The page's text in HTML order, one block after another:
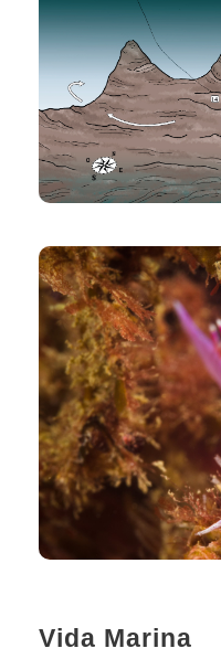
Vida Marina